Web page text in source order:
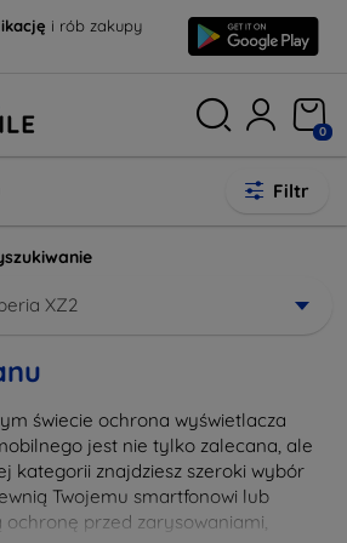
i rób zakupy
0
Filtr
XZ2
świecie ochrona wyświetlacza
jest nie tylko zalecana, ale
kategorii znajdziesz szeroki wybór
Twojemu smartfonowi lub
przed zarysowaniami,